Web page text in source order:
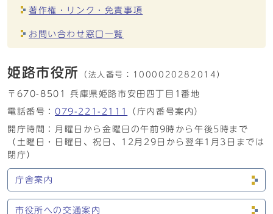
著作権・リンク・免責事項
お問い合わせ窓口一覧
姫路市役所 （法人番号： 1000020282014）
〒670-8501 兵庫県姫路市安田四丁目1番地
電話番号： 079-221-2111
（庁内番号案内）
開庁時間：月曜日から金曜日の午前9時から午後5時まで
（土曜日・日曜日、祝日、12月29日から翌年1月3日までは
閉庁）
庁舎案内
市役所への交通案内